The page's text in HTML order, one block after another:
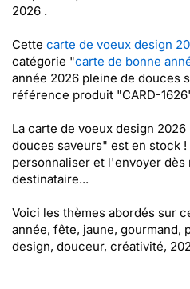
2026 .
Cette carte de voeux design
catégorie "carte de bonne
année 2026 pleine de douces
référence produit "CARD-
La carte de voeux design
douces saveurs" est en stock !
personnaliser et l'envoyer dès
destinataire...
Voici les thèmes abordés sur
année, fête, jaune, gourmand,
design, douceur, créativité,